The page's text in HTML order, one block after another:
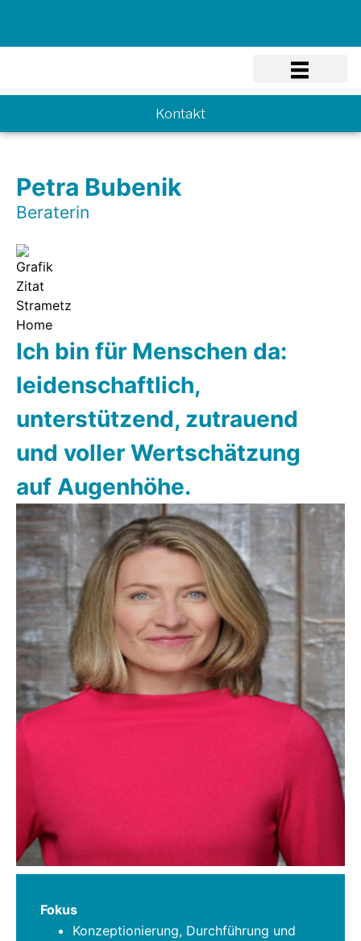
Kontakt
Petra Bubenik
Beraterin
Ich bin für Menschen da:
leidenschaftlich,
unterstützend, zutrauend
und voller Wertschätzung
auf Augenhöhe.
Fokus
Konzeptionierung, Durchführung und